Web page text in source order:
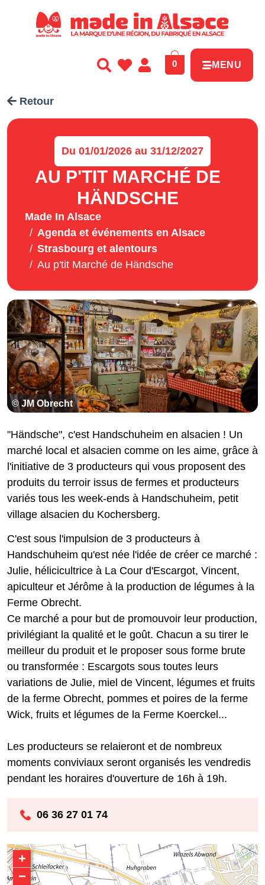
0 MENU
Retour
Du 01/01/2026 au 31/12/2027
AU P'TIT MARCHÉ DE
HÄNDSCHE
Made In Alsace
Agenda et événements en Alsace
Strasbourg et alentours
Au p'tit Marché de Händsche
© JM Obrecht
"Händsche", c'est Handschuheim en alsacien ! Un
marché local et alsacien comme on les aime, grâce à
l'initiative de 3 producteurs qui vous proposent des
produits du terroir issus de fermes et producteurs
variés tous les week-ends à Handschuheim, petit
village alsacien du Kochersberg.
C'est sous l'impulsion de 3 producteurs à
Handschuheim qu'est née l'idée de créer ce marché :
Julie, hélicicultrice à La Cour d'Escargot, Vincent,
apiculteur et Jérôme à la production de légumes à la
Ferme Obrecht.
Ce marché a pour but de promouvoir leur production,
privilégiant la qualité et le goût. Chacun a su tirer le
meilleur du produit et le proposer sous forme brute
ou transformée : Escargots sous toutes leurs
variations de Julie, miel de Vincent, légumes et fruits
de la ferme Obrecht, pommes et poires de la ferme
Wick, fruits et légumes de la Ferme Koerckel...
Les producteurs se relaieront et de nombreux
moments conviviaux seront organisés les vendredis
pendant les horaires d'ouverture de 16h à 19h.
06 36 27 01 74
+
−